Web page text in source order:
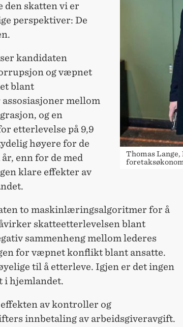
Thomas
den skatten vi er
perspektiver: De
kandidaten
og væpnet
blant
mellom
og en
etterlevelse på 9,9
høyere for de
enn for de med
klare effekter av
to maskinlæringsalgoritmer for å
skatteetterlevelsen blant
sammenheng mellom lederes
for væpnet konflikt blant ansatte.
til å etterleve. Igjen er det ingen
i hjemlandet.
av kontroller og
innbetaling av arbeidsgiveravgift.